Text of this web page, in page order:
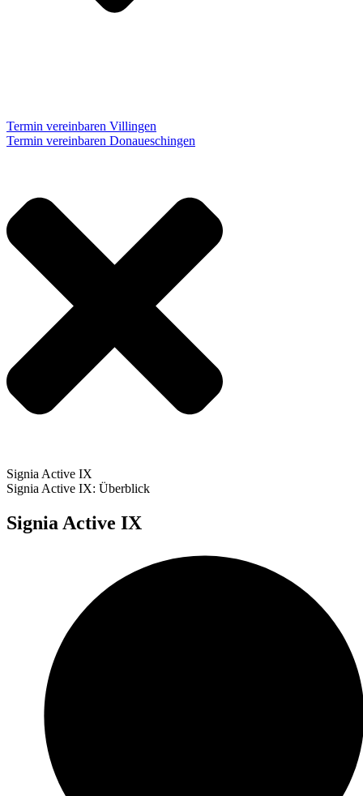
Termin vereinbaren Villingen
Termin vereinbaren Donaueschingen
Signia Active IX
Signia Active IX: Überblick
Signia Active IX